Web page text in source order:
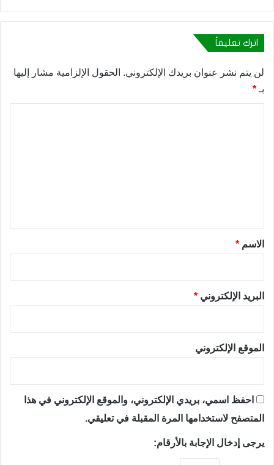
اترك تعليقاً
لن يتم نشر عنوان بريدك الإلكتروني. الحقول الإلزامية مشار إليها
بـ *
*الاسم *
البريد الإلكتروني *
الموقع الإلكتروني
احفظ اسمي، بريدي الإلكتروني، والموقع الإلكتروني في هذا
المتصفح لاستخدامها المرة المقبلة في تعليقي.
يرجى إدخال الإجابة بالأرقام: